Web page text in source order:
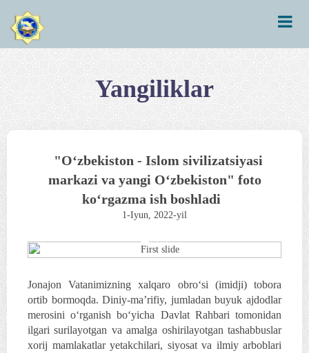
Yangiliklar
"O‘zbekiston - Islom sivilizatsiyasi
markazi va yangi O‘zbekiston" foto
ko‘rgazma ish boshladi
1-Iyun, 2022-yil
Previous Next
Jonajon Vatanimizning xalqaro obro‘si (imidji) tobora
ortib bormoqda. Diniy-ma’rifiy, jumladan buyuk ajdodlar
merosini o‘rganish bo‘yicha Davlat Rahbari tomonidan
ilgari surilayotgan va amalga oshirilayotgan tashabbuslar
xorij mamlakatlar yetakchilari, siyosat va ilmiy arboblari